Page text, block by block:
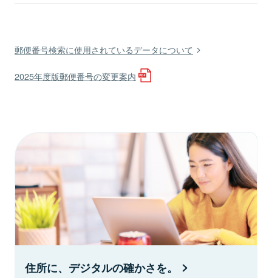
郵便番号検索に使用されているデータについて
2025年度版郵便番号の変更案内
住所に、デジタルの確かさを。